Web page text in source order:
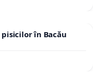
în Bacău